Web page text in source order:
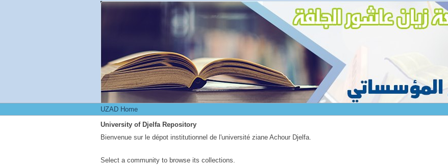
UZAD Home
UZAD Home
University of Djelfa Repository
Bienvenue sur le dépot institutionnel de l'université ziane Achour Djelfa.
Select a community to browse its collections.